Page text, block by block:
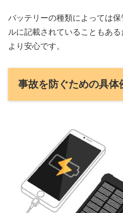
バッテリーの種類によっては
ルに記載されていることもあ
より安心です。
事故を防ぐための具体